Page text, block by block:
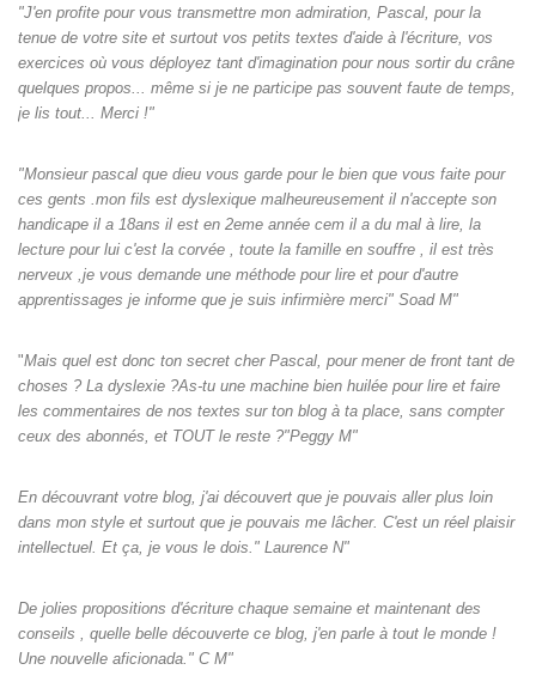
"J'en profite pour vous transmettre mon admiration, Pascal, pour la
tenue de votre site et surtout vos petits textes d'aide à l'écriture, vos
exercices où vous déployez tant d'imagination pour nous sortir du crâne
quelques propos... même si je ne participe pas souvent faute de temps,
je lis tout... Merci !"
"Monsieur pascal que dieu vous garde pour le bien que vous faite pour
ces gents .mon fils est dyslexique malheureusement il n'accepte son
handicape il a 18ans il est en 2eme année cem il a du mal à lire, la
lecture pour lui c'est la corvée , toute la famille en souffre , il est très
nerveux ,je vous demande une méthode pour lire et pour d'autre
apprentissages je informe que je suis infirmière merci" Soad M"
"Mais quel est donc ton secret cher Pascal, pour mener de front tant de
choses ? La dyslexie ?As-tu une machine bien huilée pour lire et faire
les commentaires de nos textes sur ton blog à ta place, sans compter
ceux des abonnés, et TOUT le reste ?"Peggy M"
En découvrant votre blog, j'ai découvert que je pouvais aller plus loin
dans mon style et surtout que je pouvais me lâcher. C'est un réel plaisir
intellectuel. Et ça, je vous le dois." Laurence N"
De jolies propositions d'écriture chaque semaine et maintenant des
conseils , quelle belle découverte ce blog, j'en parle à tout le monde !
Une nouvelle aficionada." C M"